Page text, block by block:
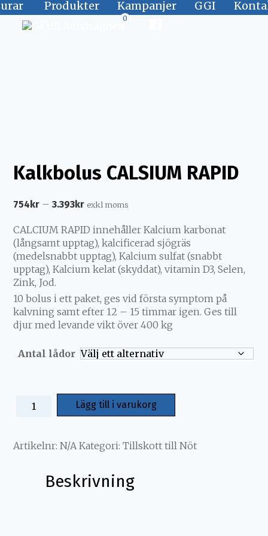
0
Produkter Kampanjer GGI
Kalkbolus CALSIUM RAPID
754 kr – 3.393 kr exkl moms
CALCIUM RAPID innehåller Kalcium karbonat
(långsamt upptag), kalcificerad sjögräs
(medelsnabbt upptag), Kalcium sulfat (snabbt
upptag), Kalcium kelat (skyddat), vitamin D3, Selen,
Zink, Jod.
10 bolus i ett paket, ges vid första symptom på
kalvning samt efter 12 – 15 timmar igen. Ges till
djur med levande vikt över 400 kg
Antal lådor
Lägg till i varukorg
Artikelnr:N/A Kategori:Tillskott till Nöt
Beskrivning